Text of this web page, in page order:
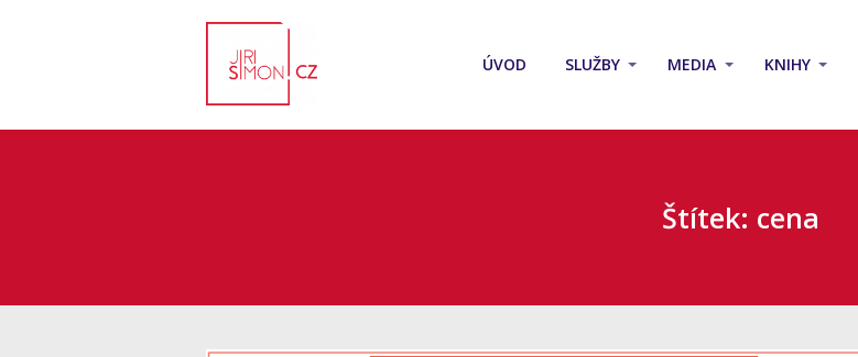
ÚVOD SLUŽBY MEDIA KNIHY
Štítek: cena